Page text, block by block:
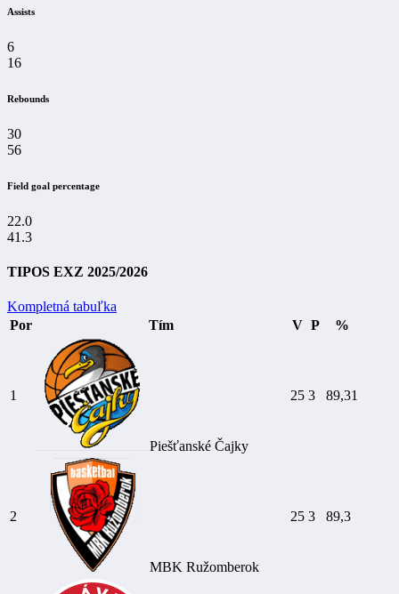
Assists
6
16
Rebounds
30
56
Field goal percentage
22.0
41.3
TIPOS EXZ 2025/2026
Kompletná tabuľka
Por
Tím V P %
1
Piešťanské Čajky
25 3 89,31
2
MBK Ružomberok
25 3 89,3